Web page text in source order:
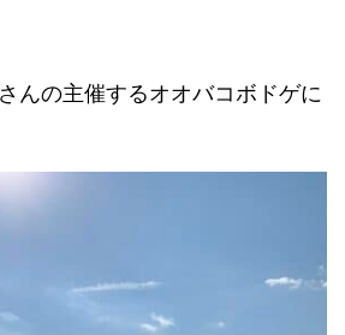
んの主催するオオバコボドゲに